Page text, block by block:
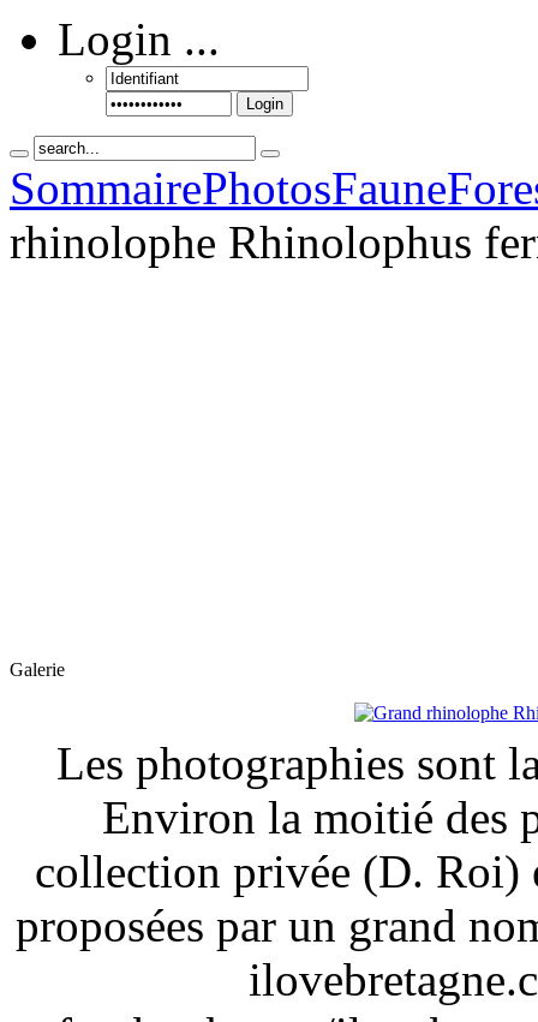
Login ...
Login
SommairePhotosFaune
rhinolophe Rhinolophus
Galerie
Les photographies sont
Environ la moitié des
collection privée (D. Roi)
proposées par un grand